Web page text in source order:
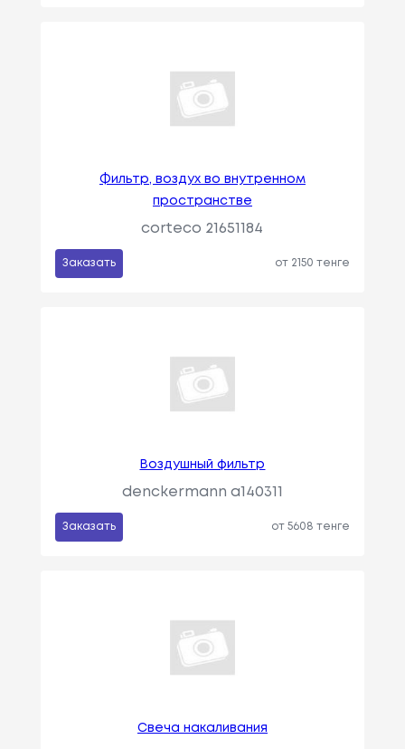
Фильтр, воздух во внутренном
пространстве
corteco 21651184
Заказать от 2150 тенге
Воздушный фильтр
denckermann a140311
Заказать от 5608 тенге
Свеча накаливания